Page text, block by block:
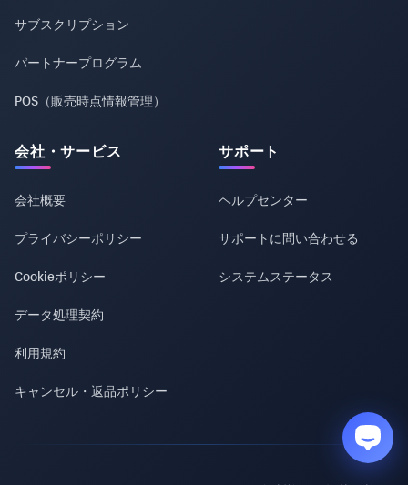
サブスクリプション
パートナープログラム
POS（販売時点情報管理）
会社・サービス
会社概要
プライバシーポリシー
Cookieポリシー
データ処理契約
利用規約
キャンセル・返品ポリシー
サポート
ヘルプセンター
サポートに問い合わせる
システムステータス